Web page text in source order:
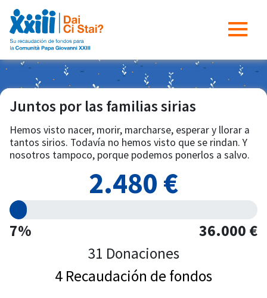
Juntos por las familias sirias
Hemos visto nacer, morir, marcharse, esperar y llorar a
tantos sirios. Todavía no hemos visto que se rindan. Y
nosotros tampoco, porque podemos ponerlos a salvo.
2.480 €
7%
36.000 €
31 Donaciones
4 Recaudación de fondos